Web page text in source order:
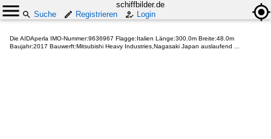
schiffbilder.de
Suche
Registrieren Login
Die AIDAperla IMO-Nummer:9636967 Flagge:Italien Länge:300.0m Breite:48.0m
Baujahr:2017 Bauwerft:Mitsubishi Heavy Industries,Nagasaki Japan auslaufend ...